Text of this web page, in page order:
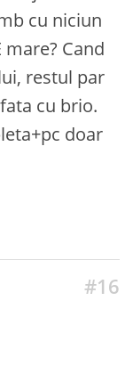
cu niciun
Cand
restul par
cu brio.
doar
#16